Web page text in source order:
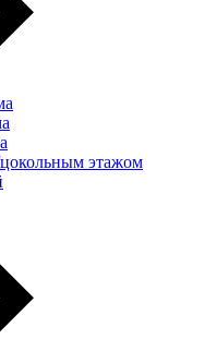
этажом